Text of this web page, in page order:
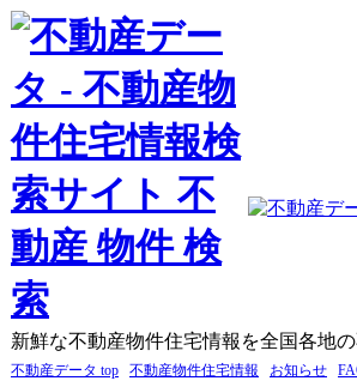
新鮮な不動産物件住宅情報を全国各地
不動産データ top 不動産物件住宅情報 お知らせ